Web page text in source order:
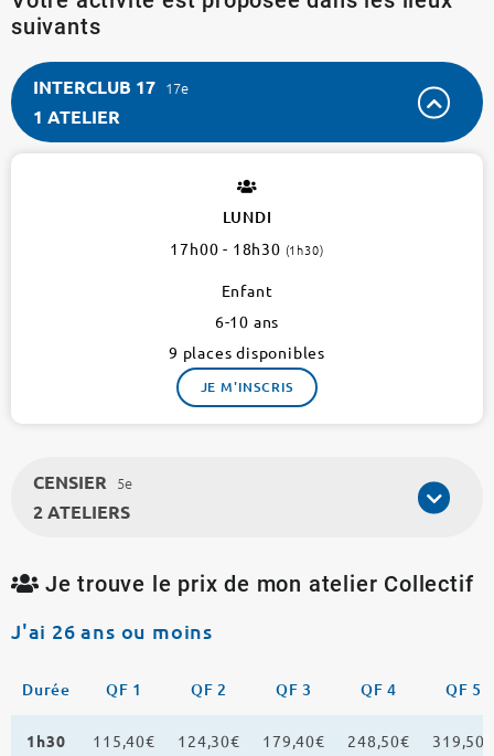
suivants
INTERCLUB 17 17e
1 ATELIER
LUNDI
17h00 - 18h30 (1h30)
Enfant
6-10 ans
9 places disponibles
JE M'INSCRIS
CENSIER 5e
2 ATELIERS
Je trouve le prix de mon atelier Collectif
J'ai 26 ans ou moins
Durée QF 1 QF 2 QF 3 QF 4 QF 5
1h30 115,40€ 124,30€ 179,40€ 248,50€ 319,50€